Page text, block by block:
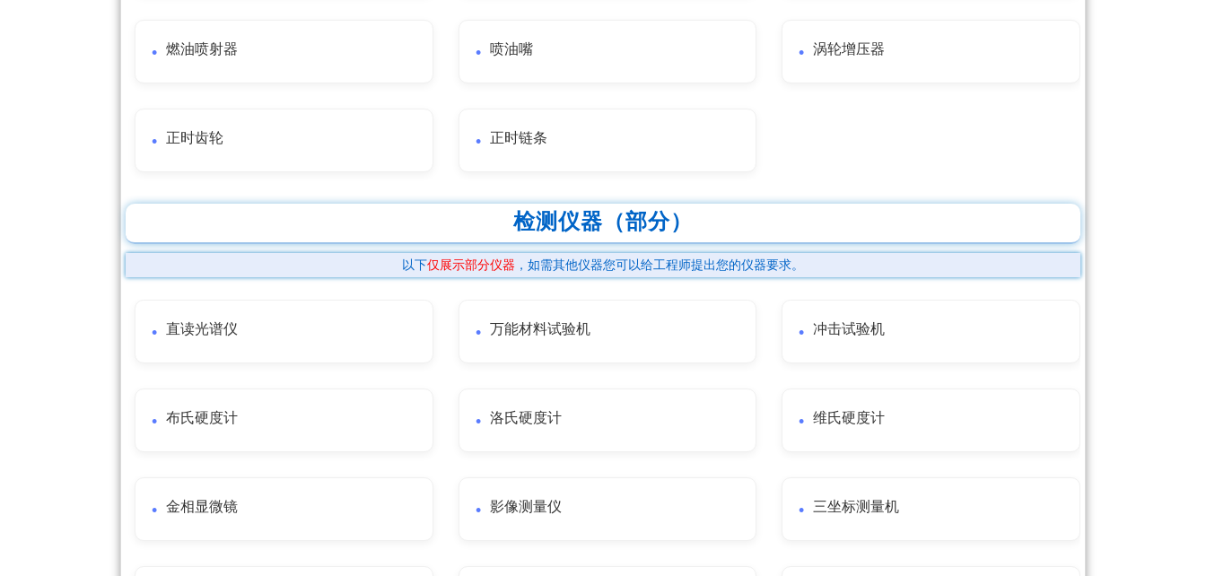
燃油喷射器 喷油嘴 涡轮增压器
正时齿轮 正时链条
检测仪器（部分）
以下仅展示部分仪器 ，如需其他仪器您可以给工程师提出您的仪器要求。
直读光谱仪 万能材料试验机 冲击试验机
布氏硬度计 洛氏硬度计 维氏硬度计
金相显微镜 影像测量仪 三坐标测量机